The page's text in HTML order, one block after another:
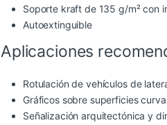
Soporte kraft de 135 g/m² con
Autoextinguible
Aplicaciones
Rotulación de vehículos de
Gráficos sobre superficies
Señalización arquitectónica y